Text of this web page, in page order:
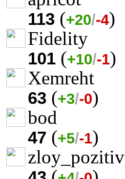
113 (+20/-4)
Fidelity
101 (+10/-1)
Xemreht
63 (+3/-0)
bod
47 (+5/-1)
zloy_pozitiv